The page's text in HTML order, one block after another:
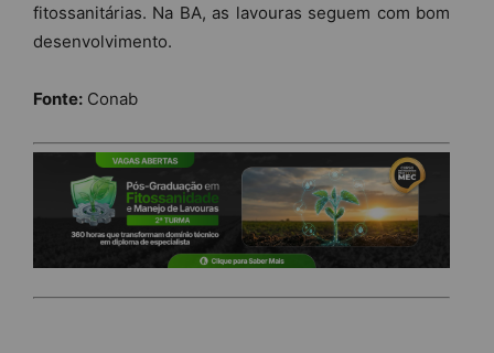
fitossanitárias. Na BA, as lavouras seguem com bom
desenvolvimento.
Fonte: Conab